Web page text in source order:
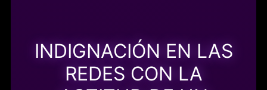
INDIGNACIÓN EN LAS
REDES CON LA